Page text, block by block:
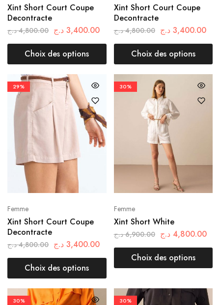
Xint Short Court Coupe
Decontracte
4,800.00 د.ج 3,400.00 د.ج
Choix des options
Xint Short Court Coupe
Decontracte
4,800.00 د.ج 3,400.00 د.ج
Choix des options
29%
Femme
Xint Short Court Coupe
Decontracte
4,800.00 د.ج 3,400.00 د.ج
Choix des options
30%
Femme
Xint Short White
6,900.00 د.ج 4,800.00 د.ج
Choix des options
30% 30%